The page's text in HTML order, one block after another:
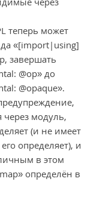
теперь может
«[import|using]
завершать
@op» до
@opaque».
через модуль,
(и не имеет
определяет), и
в этом
определён в